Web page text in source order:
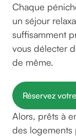
Chaque
un séjour
suffisamment
vous délecter
de même.
Réservez
Alors, prêts à
des logements